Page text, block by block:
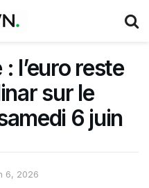
l’euro reste
sur le
6 juin
6, 2026